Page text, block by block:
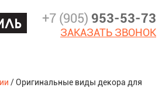
+7 (905) 953-53-73
ЗАКАЗАТЬ ЗВОНОК
/Оригинальные виды декора для